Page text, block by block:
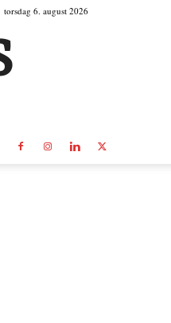
torsdag 6. august 2026